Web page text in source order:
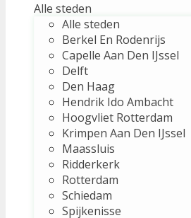
Alle steden
Alle steden
Berkel En Rodenrijs
Capelle Aan Den IJssel
Delft
Den Haag
Hendrik Ido Ambacht
Hoogvliet Rotterdam
Krimpen Aan Den IJssel
Maassluis
Ridderkerk
Rotterdam
Schiedam
Spijkenisse